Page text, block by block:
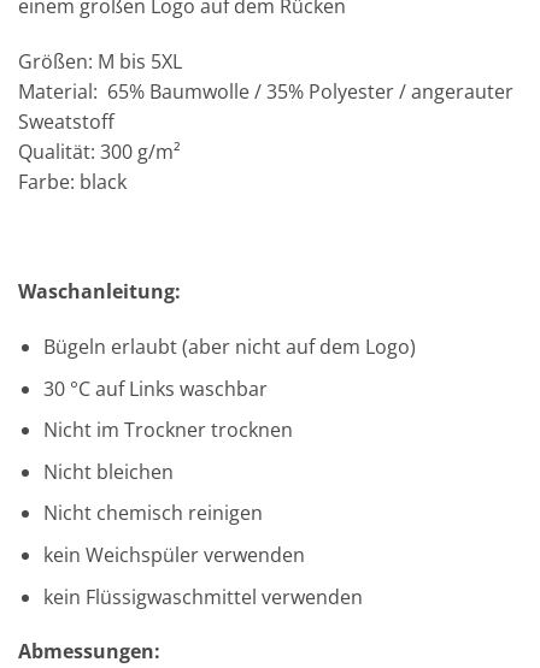
einem großen Logo auf dem Rücken
Größen: M bis 5XL
Material: 65% Baumwolle / 35% Polyester / angerauter
Sweatstoff
Qualität: 300 g/m²
Farbe: black
Waschanleitung:
Bügeln erlaubt (aber nicht auf dem Logo)
30 °C auf Links waschbar
Nicht im Trockner trocknen
Nicht bleichen
Nicht chemisch reinigen
kein Weichspüler verwenden
kein Flüssigwaschmittel verwenden
Abmessungen: